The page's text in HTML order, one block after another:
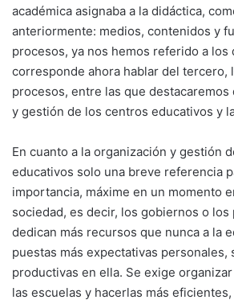
académica asignaba a la didáctica,
anteriormente: medios, contenidos y
procesos, ya nos hemos referido a los
corresponde ahora hablar del tercero,
procesos, entre las que destacaremos
y gestión de los centros educativos y
En cuanto a la organización y gestión
educativos solo una breve referencia
importancia, máxime en un momento
sociedad, es decir, los gobiernos o los
dedican más recursos que nunca a la
puestas más expectativas personales,
productivas en ella. Se exige
las escuelas y hacerlas más